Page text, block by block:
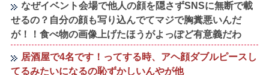
なぜイベント会場で他人の顔を隠さずSNSに無断で載
せるの？自分の顔も写り込んでてマジで胸糞悪いんだ
が！！食べ物の画像上げたほうがよっぽど有意義だわ
居酒屋で4名です！ってする時、アヘ顔ダブルピースし
てるみたいになるの恥ずかしいんやが他